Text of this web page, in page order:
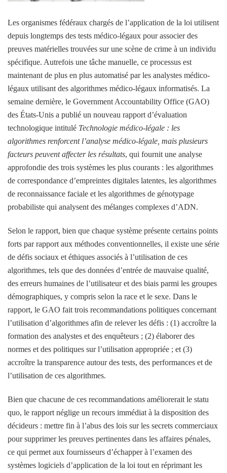
Les organismes fédéraux chargés de l’application de la loi utilisent
depuis longtemps des tests médico-légaux pour associer des
preuves matérielles trouvées sur une scène de crime à un individu
spécifique. Autrefois une tâche manuelle, ce processus est
maintenant de plus en plus automatisé par les analystes médico-
légaux utilisant des algorithmes médico-légaux informatisés. La
semaine dernière, le Government Accountability Office (GAO)
des États-Unis a publié un nouveau rapport d’évaluation
technologique intitulé Technologie médico-légale : les
algorithmes renforcent l’analyse médico-légale, mais plusieurs
facteurs peuvent affecter les résultats, qui fournit une analyse
approfondie des trois systèmes les plus courants : les algorithmes
de correspondance d’empreintes digitales latentes, les algorithmes
de reconnaissance faciale et les algorithmes de génotypage
probabiliste qui analysent des mélanges complexes d’ADN.
Selon le rapport, bien que chaque système présente certains points
forts par rapport aux méthodes conventionnelles, il existe une série
de défis sociaux et éthiques associés à l’utilisation de ces
algorithmes, tels que des données d’entrée de mauvaise qualité,
des erreurs humaines de l’utilisateur et des biais parmi les groupes
démographiques, y compris selon la race et le sexe. Dans le
rapport, le GAO fait trois recommandations politiques concernant
l’utilisation d’algorithmes afin de relever les défis : (1) accroître la
formation des analystes et des enquêteurs ; (2) élaborer des
normes et des politiques sur l’utilisation appropriée ; et (3)
accroître la transparence autour des tests, des performances et de
l’utilisation de ces algorithmes.
Bien que chacune de ces recommandations améliorerait le statu
quo, le rapport néglige un recours immédiat à la disposition des
décideurs : mettre fin à l’abus des lois sur les secrets commerciaux
pour supprimer les preuves pertinentes dans les affaires pénales,
ce qui permet aux fournisseurs d’échapper à l’examen des
systèmes logiciels d’application de la loi tout en réprimant les